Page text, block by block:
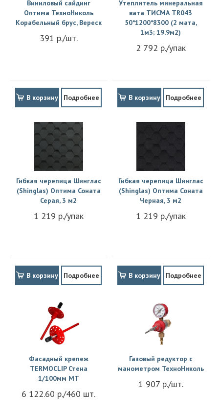
Виниловый сайдинг
Оптима ТехноНиколь
Корабельный брус, Вереск
391 р./шт.
В корзину Подробнее
Утеплитель минеральная
вата ТИСМА TR043
50*1200*8300 (2 мата,
1м3; 19.9м2)
2 792 р./упак
В корзину Подробнее
Гибкая черепица Шинглас
(Shinglas) Оптима Соната
Серая, 3 м2
1 219 р./упак
В корзину Подробнее
Гибкая черепица Шинглас
(Shinglas) Оптима Соната
Черная, 3 м2
1 219 р./упак
В корзину Подробнее
Фасадный крепеж
TERMOCLIP Стена
1/100мм MT
6 122.60 р./460 шт.
Газовый редуктор с
манометром ТехноНиколь
1 907 р./шт.